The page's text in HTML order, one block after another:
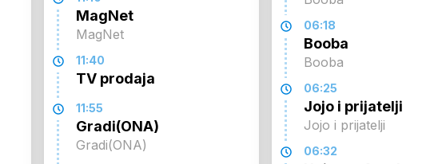
MagNet
MagNet
11:40
TV prodaja
11:55
Gradi(ONA)
Gradi(ONA)
06:18
Booba
Booba
06:25
Jojo i prijatelji
Jojo i prijatelji
06:32